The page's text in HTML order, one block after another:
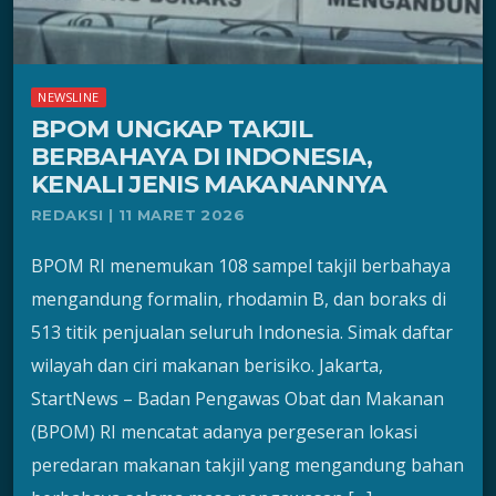
NEWSLINE
BPOM UNGKAP TAKJIL
BERBAHAYA DI INDONESIA,
KENALI JENIS MAKANANNYA
REDAKSI | 11 MARET 2026
BPOM RI menemukan 108 sampel takjil berbahaya
mengandung formalin, rhodamin B, dan boraks di
513 titik penjualan seluruh Indonesia. Simak daftar
wilayah dan ciri makanan berisiko. Jakarta,
StartNews – Badan Pengawas Obat dan Makanan
(BPOM) RI mencatat adanya pergeseran lokasi
peredaran makanan takjil yang mengandung bahan